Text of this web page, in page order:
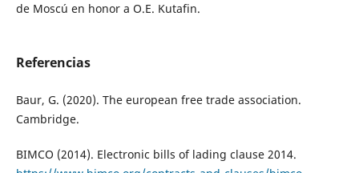
de Moscú en honor a O.E. Kutafin.
Referencias
Baur, G. (2020). The european free trade association.
Cambridge.
BIMCO (2014). Electronic bills of lading clause 2014.